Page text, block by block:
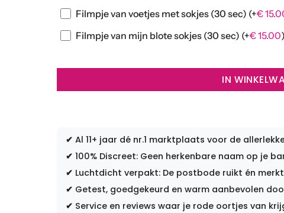
Filmpje van voetjes met sokjes (30 sec) (+€
Filmpje van mijn blote sokjes (30 sec) (+€15.00)
IN
✔ Al 11+ jaar dé nr.1 marktplaats voor de
✔ 100% Discreet: Geen herkenbare naam op je
✔ Luchtdicht verpakt: De postbode ruikt én
✔ Getest, goedgekeurd en warm aanbevolen
✔ Service en reviews waar je rode oortjes van